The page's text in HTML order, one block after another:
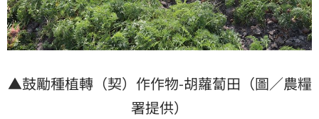
▲鼓勵種植轉（契）作作物-胡蘿蔔田（圖／農糧
署提供）